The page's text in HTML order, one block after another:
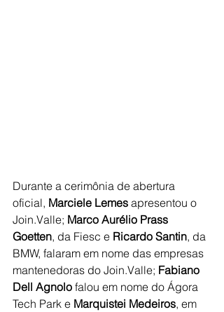
Durante a cerimônia de abertura
oficial, Marciele Lemes apresentou o
Join.Valle; Marco Aurélio Prass
Goetten, da Fiesc e Ricardo Santin, da
BMW, falaram em nome das empresas
mantenedoras do Join.Valle; Fabiano
Dell Agnolo falou em nome do Ágora
Tech Park e Marquistei Medeiros, em